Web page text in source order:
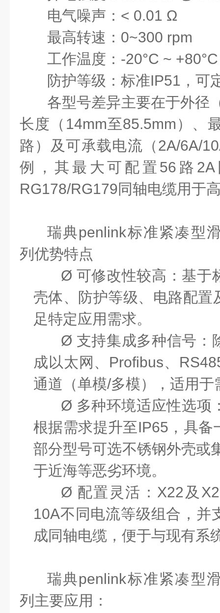
电气噪声： < 0.01 Ω
最高转速： 0~300 rpm
工作温度： -20°C ~ +80°C
防护等级：标准IP51，可
各型号差异主要在于外径
长度（14mm至85.5mm）、
路）及可承载电流（2A/6A/
例，其最大可配置56路
RG178/RG179同轴电缆用于
瑞典penlink标准紧凑型
列优势特点
Ø 可修改性较高：基于
壳体、防护等级、电路配置
足特定应用需求。
Ø 支持集成多种信号：
成以太网、 Profibus、
通道（单模/多模），适用
Ø 多种环境适应性选项
根据需求提升至IP65，具备
部分型号可选不锈钢外壳或
于近海等恶劣环境。
Ø 配置灵活： X22及
10A不同电流等级组合，并
成同轴电缆，便于与现有系
瑞典penlink标准紧凑型
列主要应用：